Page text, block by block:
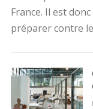
France. Il est
préparer contre